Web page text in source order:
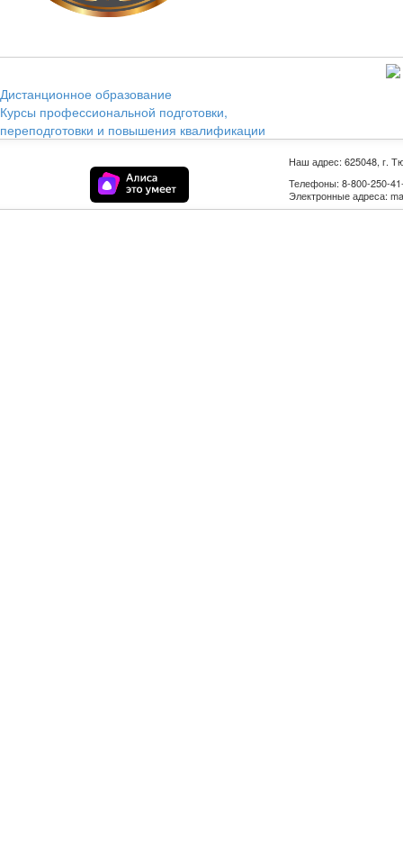
Дистанционное образование
Курсы профессиональной подготовки,
переподготовки и повышения квалификации
Наш адрес: 625048, г.
Телефоны: 8-800-250-
Электронные адреса: